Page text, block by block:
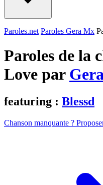
Paroles.net Paroles Gera Mx
Paroles de la
Love par
featuring : Blessd
Chanson manquante ?